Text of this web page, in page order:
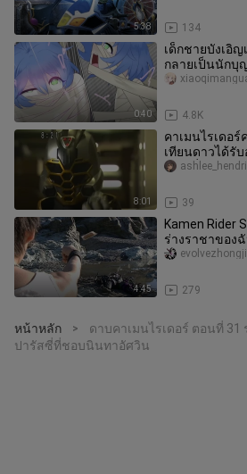
5:38 134
0:40
เด็กชายบังเอิ
กลายเป็นนักบุ
4.8K
8:01
คาเมนไรเดอ
เทียนดาวได้รั
เวอร์ชั่นคาเงย
39
4:45
Kamen Rider
ร่างราชาของ
279
หน้าหลัก >
ดาบคาเมนไรเดอร์ ตอนที่
ปารัสซี่ที่ชอบนินทาอัศวิน